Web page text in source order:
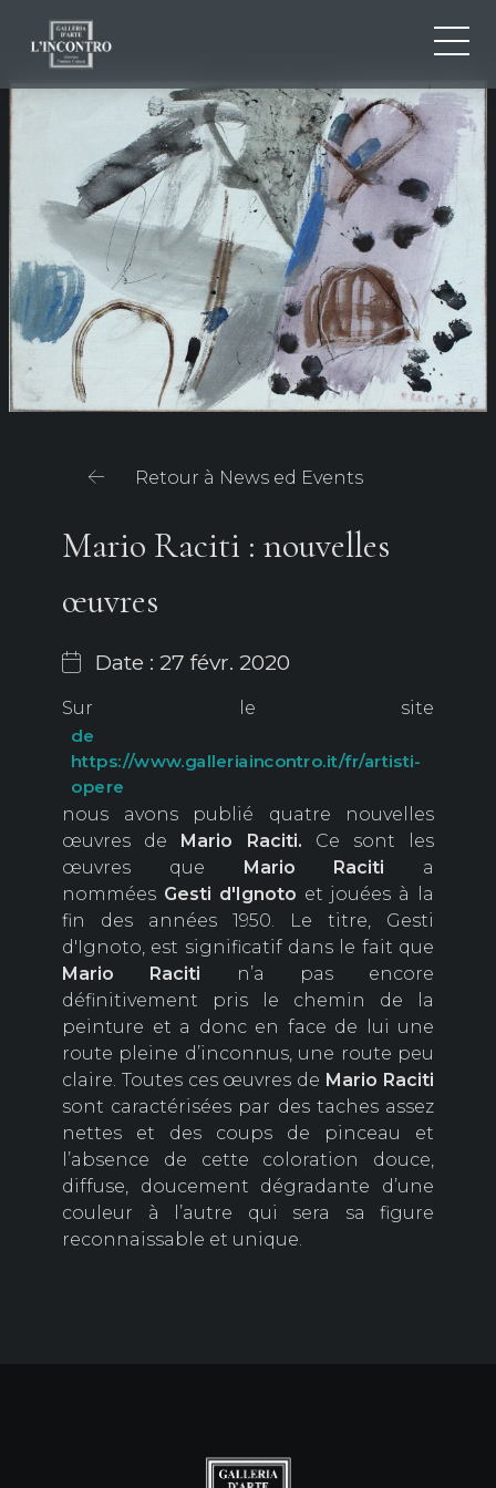
EN
FR
QUI SOMMES-NOU
NEWS ED EVENTS
ARTISTES ET ŒUVRES
EXPOSITIONS
CONTACTS
Retour à News ed Events
Mario Raciti : nouvelles
œuvres
Date : 27 févr. 2020
Sur le site
de
https://www.galleriaincontro.it/fr/artisti-
opere
nous avons publié quatre nouvelles
œuvres de
Mario Raciti. Ce sont les
œuvres que
Mario Raciti a
nommées Gesti d'Ignoto et jouées à la
fin des années 1950. Le titre, Gesti
d'Ignoto, est significatif dans le fait que
Mario Raciti n’a pas encore
définitivement pris le chemin de la
peinture et a donc en face de lui une
route pleine d’inconnus, une route peu
claire. Toutes ces œuvres de Mario Raciti
sont caractérisées par des taches assez
nettes et des coups de pinceau et
l’absence de cette coloration douce,
diffuse, doucement dégradante d’une
couleur à l’autre qui sera sa figure
reconnaissable et unique.